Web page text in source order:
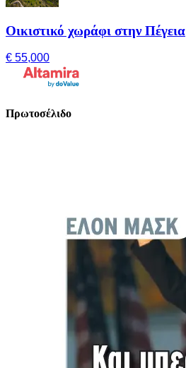
Οικιστικό χωράφι στην Πέγεια
€ 55,000
Πρωτοσέλιδο